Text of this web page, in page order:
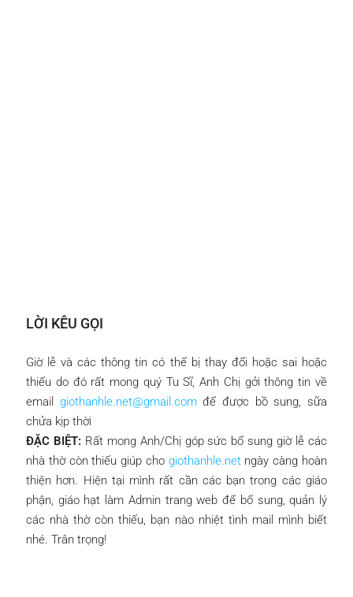
LỜI KÊU GỌI
Giờ lễ và các thông tin có thể bị thay đổi hoặc sai hoặc
thiếu do đó rất mong quý Tu Sĩ, Anh Chị gởi thông tin về
email giothanhle.net@gmail.comđể được bồ sung, sữa
chửa kịp thời
ĐẶC BIỆT: Rất mong Anh/Chị góp sức bổ sung giờ lễ các
nhà thờ còn thiếu giúp cho giothanhle.netngày càng hoàn
thiện hơn. Hiện tại mình rất cần các bạn trong các giáo
phận, giáo hạt làm Admin trang web để bổ sung, quản lý
các nhà thờ còn thiếu, bạn nào nhiệt tình mail mình biết
nhé. Trân trọng!